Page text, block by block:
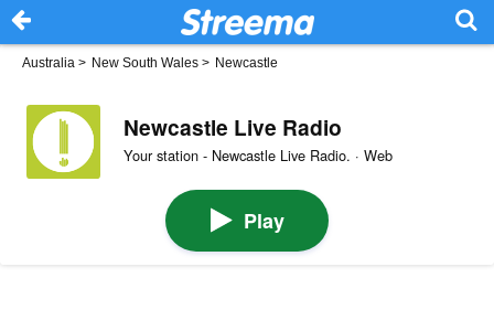
Australia > New South Wales > Newcastle
Newcastle Live Radio
Your station - Newcastle Live Radio. · Web
Play